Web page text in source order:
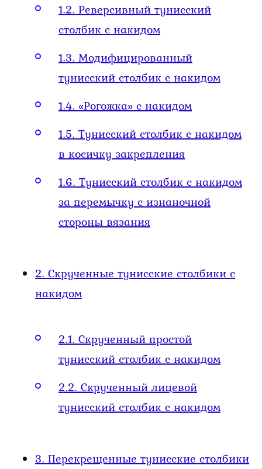
1.2.Реверсивный тунисский
столбик с накидом
1.3.Модифицированный
тунисский столбик с накидом
1.4.«Рогожка» с накидом
1.5.Тунисский столбик с накидом
в косичку закрепления
1.6.Тунисский столбик с накидом
за перемычку с изнаночной
стороны вязания
2.Скрученные тунисские столбики с
накидом
2.1.Скрученный простой
тунисский столбик с накидом
2.2.Скрученный лицевой
тунисский столбик с накидом
3.Перекрещенные тунисские столбики